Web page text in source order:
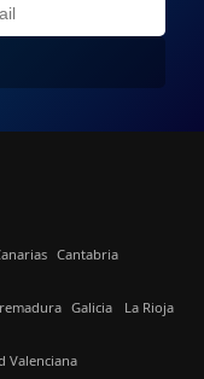
Cantabria
Galicia La Rioja
Valenciana